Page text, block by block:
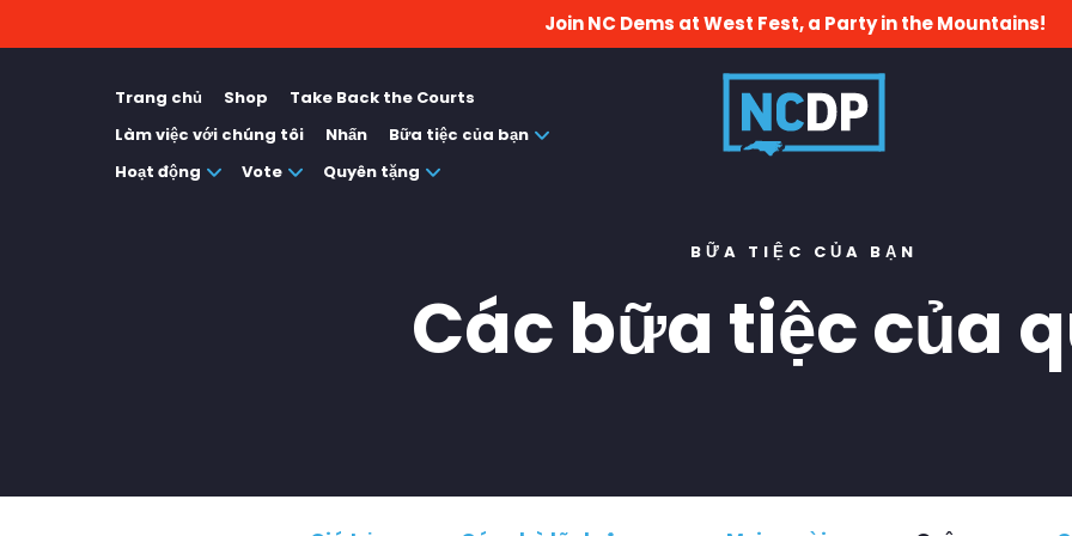
Join NC Dems at West Fest, a Party in the Mountains!
Trang chủ Shop
Take Back the Courts
Làm việc với chúng tôi
Nhấn
Bữa tiệc của bạn
Hoạt động
Vote Quyên tặng
BỮA TIỆC CỦA BẠN
Các bữa tiệc của